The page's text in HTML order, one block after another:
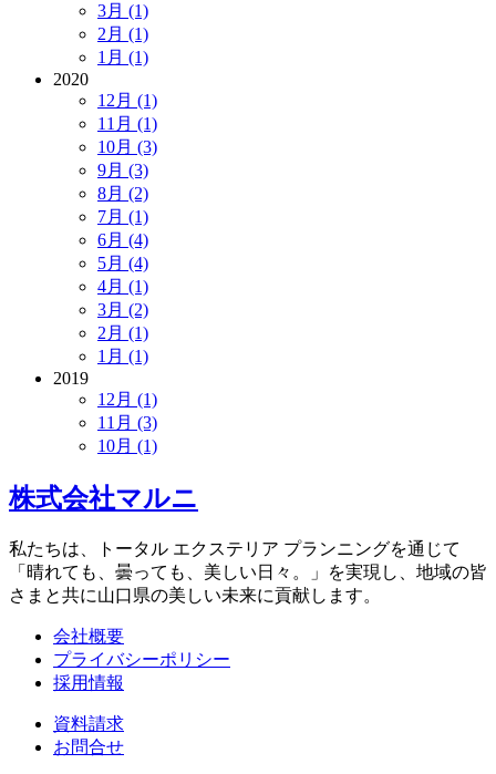
3月 (1)
2月 (1)
1月 (1)
2020
12月 (1)
11月 (1)
10月 (3)
9月 (3)
8月 (2)
7月 (1)
6月 (4)
5月 (4)
4月 (1)
3月 (2)
2月 (1)
1月 (1)
2019
12月 (1)
11月 (3)
10月 (1)
株式会社マルニ
私たちは、トータル エクステリア プランニングを通じて
「晴れても、曇っても、美しい日々。」を実現し、地域の皆
さまと共に山口県の美しい未来に貢献します。
会社概要
プライバシーポリシー
採用情報
資料請求
お問合せ